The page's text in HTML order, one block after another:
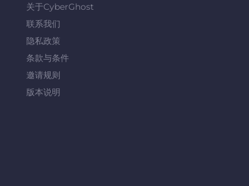
关于CyberGhost
联系我们
隐私政策
条款与条件
邀请规则
版本说明